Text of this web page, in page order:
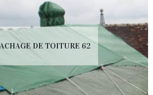
DE TOITURE 62